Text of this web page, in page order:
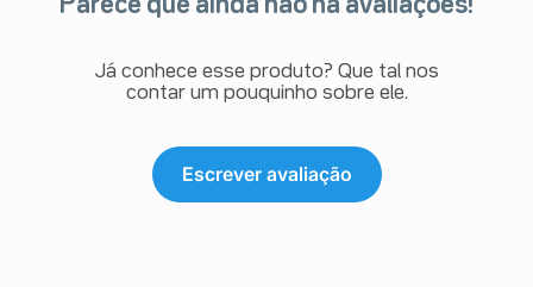
Parece que ainda não há avaliações!
Já conhece esse produto? Que tal nos
contar um pouquinho sobre ele.
Escrever avaliação